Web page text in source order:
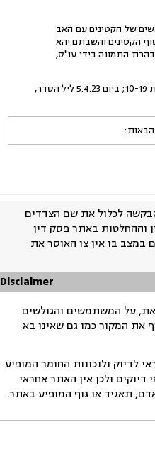
של הקטינים עם האב
כאשר איסוף הקטינים והשבתם יהא
התמונה בידי עו"ס,
11.יובהר כי בהחלטה מיום 25.3.23 נקבע, כי במהלך חג הפסח זמני השהות עם המשיב יהיו כדלקמן: ביום 3.4.23 בשעות 10-19; ביום 5.4.23 ליל הסדר,
הבאות:
לכלול את שם הצדדים
וההחלטות באתר פסק דין
בו אין צו האוסר את
Disclaimer
על המשתמשים והגולשים
את המקור כמו גם שאינו בא
ולנכונות החומר המופיע
ולכן אין האתר אחראי
תאגיד או גוף המופיע באתר.